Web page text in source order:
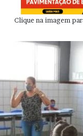
Clique na imagem